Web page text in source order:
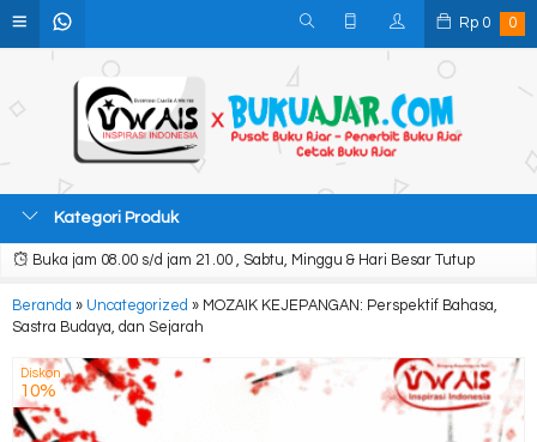
Rp 0 0
Kategori Produk
Buka jam 08.00 s/d jam 21.00 , Sabtu, Minggu & Hari Besar Tutup
Beranda » Uncategorized » MOZAIK KEJEPANGAN: Perspektif Bahasa,
Sastra Budaya, dan Sejarah
Diskon
10%